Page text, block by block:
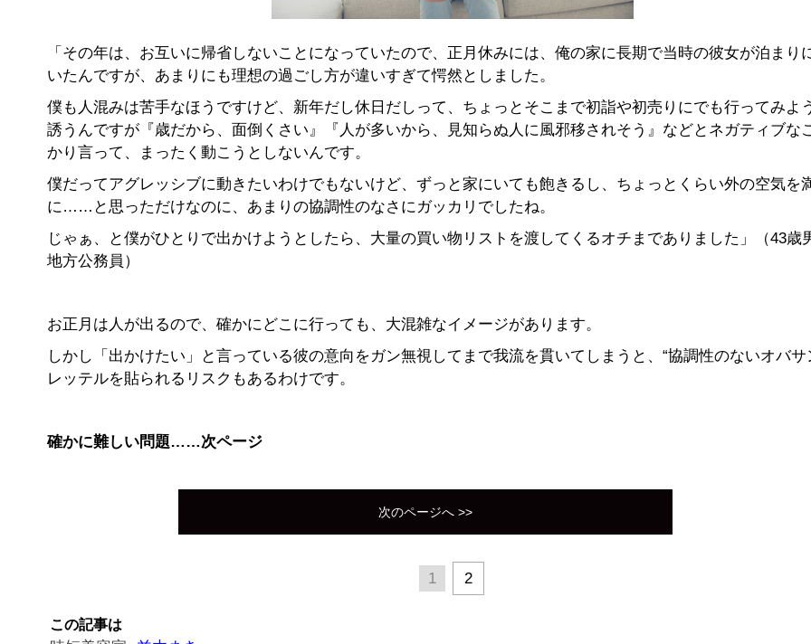
「その年は、お互いに帰省しないことになっていたので、正月休みには、俺の家に長期で当時の彼女が泊まり
いたんですが、あまりにも理想の過ごし方が違いすぎて愕然としました。
僕も人混みは苦手なほうですけど、新年だし休日だしって、ちょっとそこまで初詣や初売りにでも行ってみよ
誘うんですが『歳だから、面倒くさい』『人が多いから、見知らぬ人に風邪移されそう』などとネガティブな
かり言って、まったく動こうとしないんです。
僕だってアグレッシブに動きたいわけでもないけど、ずっと家にいても飽きるし、ちょっとくらい外の空気を
に……と思っただけなのに、あまりの協調性のなさにガッカリでしたね。
じゃぁ、と僕がひとりで出かけようとしたら、大量の買い物リストを渡してくるオチまでありました」（43歳
地方公務員）
お正月は人が出るので、確かにどこに行っても、大混雑なイメージがあります。
しかし「出かけたい」と言っている彼の意向をガン無視してまで我流を貫いてしまうと、“協調性のないオバサ
レッテルを貼られるリスクもあるわけです。
確かに難しい問題……次ページ
次のページへ >>
1 2
この記事は